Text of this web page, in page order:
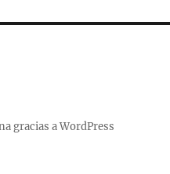
gracias a WordPress